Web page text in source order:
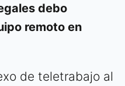
debo
remoto en
de teletrabajo al